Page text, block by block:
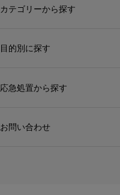
カテゴリーから探す
目的別に探す
応急処置から探す
お問い合わせ